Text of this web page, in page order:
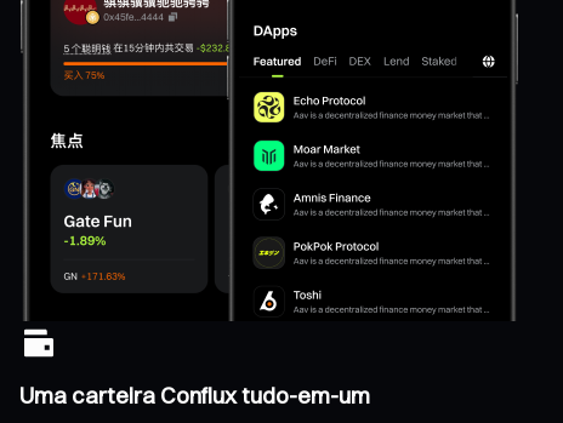
Uma carteira Conflux tudo-em-um